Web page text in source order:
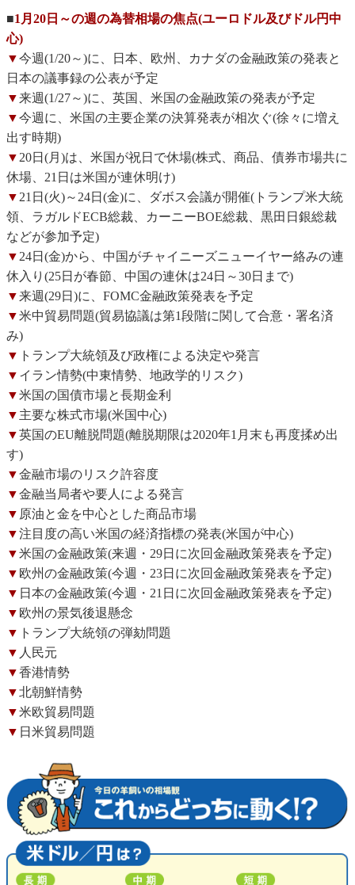
■1月20日～の週の為替相場の焦点(ユーロドル及びドル円中
心)
▼今週(1/20～)に、日本、欧州、カナダの金融政策の発表と
日本の議事録の公表が予定
▼来週(1/27～)に、英国、米国の金融政策の発表が予定
▼今週に、米国の主要企業の決算発表が相次ぐ(徐々に増え
出す時期)
▼20日(月)は、米国が祝日で休場(株式、商品、債券市場共に
休場、21日は米国が連休明け)
▼21日(火)～24日(金)に、ダボス会議が開催(トランプ米大統
領、ラガルドECB総裁、カーニーBOE総裁、黒田日銀総裁
などが参加予定)
▼24日(金)から、中国がチャイニーズニューイヤー絡みの連
休入り(25日が春節、中国の連休は24日～30日まで)
▼来週(29日)に、FOMC金融政策発表を予定
▼米中貿易問題(貿易協議は第1段階に関して合意・署名済
み)
▼ トランプ大統領及び政権による決定や発言
▼ イラン情勢(中東情勢、地政学的リスク)
▼米国の国債市場と長期金利
▼ 主要な株式市場(米国中心)
▼英国のEU離脱問題(離脱期限は2020年1月末も再度揉め出
す)
▼金融市場のリスク許容度
▼金融当局者や要人による発言
▼ 原油と金を中心とした商品市場
▼注目度の高い米国の経済指標の発表(米国が中心)
▼米国の金融政策(来週・29日に次回金融政策発表を予定)
▼ 欧州の金融政策(今週・23日に次回金融政策発表を予定)
▼ 日本の金融政策(今週・21日に次回金融政策発表を予定)
▼ 欧州の景気後退懸念
▼ トランプ大統領の弾劾問題
▼ 人民元
▼香港情勢
▼北朝鮮情勢
▼米欧貿易問題
▼ 日米貿易問題